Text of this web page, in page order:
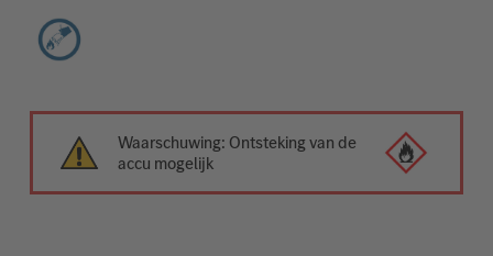
Waarschuwing: Ontsteking van de
accu mogelijk